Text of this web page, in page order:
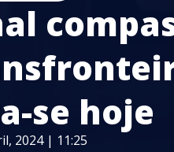
se hoje
2024 | 11:25